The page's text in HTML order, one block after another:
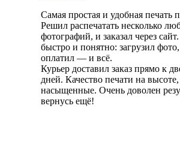
Самая простая и удобная печать
Решил распечатать несколько
фотографий, и заказал через
быстро и понятно: загрузил
оплатил — и всё.
Курьер доставил заказ прямо к
дней. Качество печати на
насыщенные. Очень доволен
вернусь ещё!